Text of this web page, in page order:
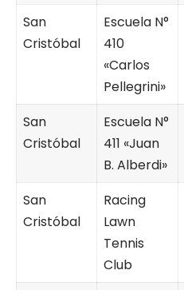
San
Cristóbal
Escuela N°
410
«Carlos
Pellegrini»
San
Cristóbal
Escuela N°
411 «Juan
B. Alberdi»
San
Cristóbal
Racing
Lawn
Tennis
Club